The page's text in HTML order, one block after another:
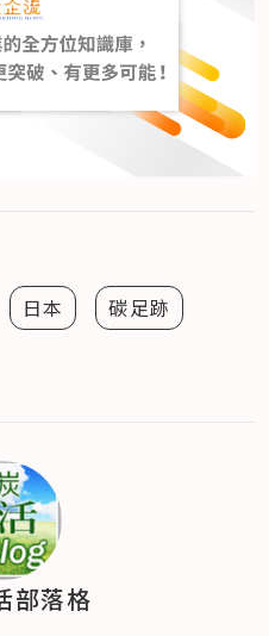
日本 碳足跡
部落格